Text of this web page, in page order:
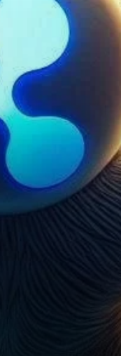
des
un